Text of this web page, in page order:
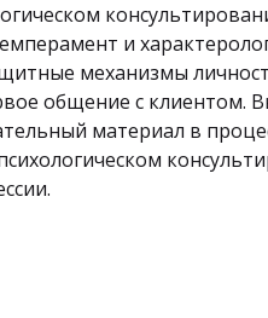
и
механизмы
общение с клиентом.
материал в